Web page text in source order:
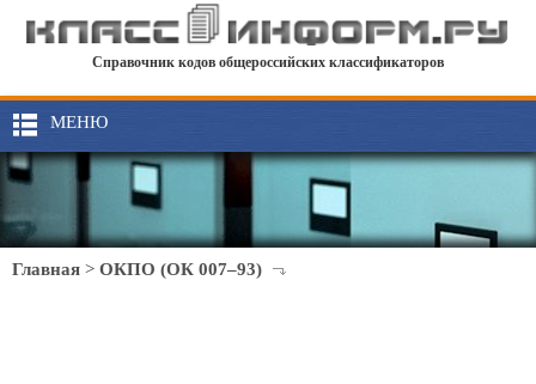
Справочник кодов общероссийских классификаторов
МЕНЮ
Главная > ОКПО (ОК 007–93)